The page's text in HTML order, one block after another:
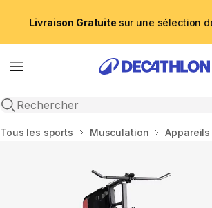
Livraison Gratuite sur une sélection
Menu
Recherche ouverte
Accueil
Tous les sports Musculation